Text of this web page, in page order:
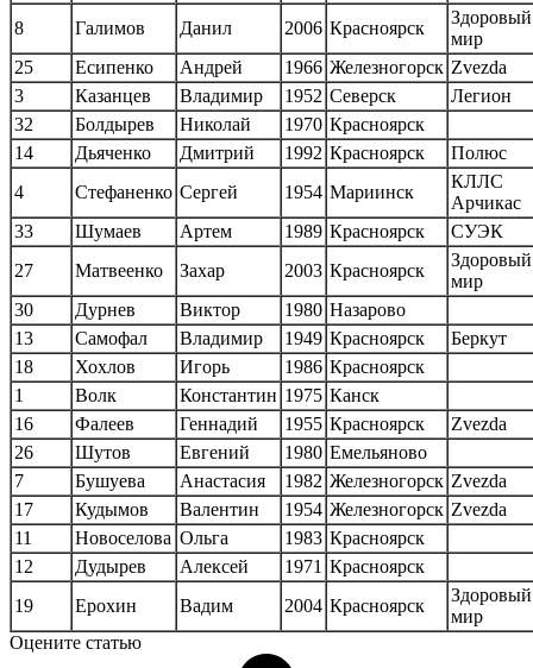
8
Галимов Данил 2006 Красноярск
Здоровый
мир
25
Есипенко Андрей 1966 Железногорск Zvezda
3
Казанцев Владимир 1952 Северск
Легион
32
Болдырев Николай 1970 Красноярск
14
Дьяченко Дмитрий 1992 Красноярск
Полюс
4
Стефаненко Сергей 1954 Мариинск
КЛЛС
Арчикас
33
Шумаев Артем 1989 Красноярск
СУЭК
27
Матвеенко Захар 2003 Красноярск
Здоровый
мир
30
Дурнев Виктор 1980 Назарово
13
Самофал Владимир 1949 Красноярск
Беркут
18
Хохлов Игорь 1986 Красноярск
1
Волк Константин 1975 Канск
16
Фалеев Геннадий 1955 Красноярск
Zvezda
26
Шутов Евгений 1980 Емельяново
7
Бушуева Анастасия 1982 Железногорск Zvezda
17
Кудымов Валентин 1954 Железногорск Zvezda
11
Новоселова Ольга 1983 Красноярск
12
Дудырев Алексей 1971 Красноярск
19
Ерохин Вадим 2004 Красноярск
Здоровый
мир
Оцените статью